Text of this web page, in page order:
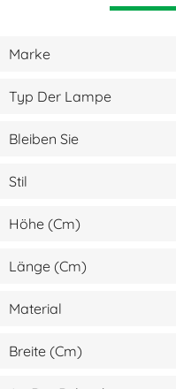
Marke
Typ Der Lampe
Bleiben Sie
Stil
Höhe (cm)
Länge (cm)
Material
Breite (cm)